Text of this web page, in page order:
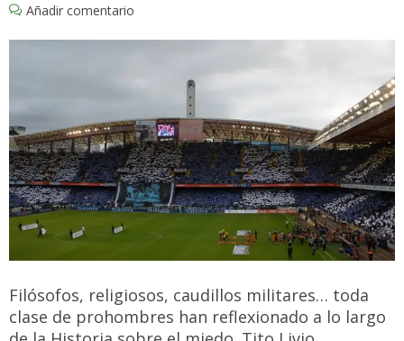
Añadir comentario
Filósofos, religiosos, caudillos militares… toda
clase de prohombres han reflexionado a lo largo